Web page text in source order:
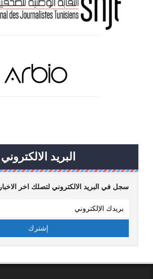
البريد الالكتروني
سجل في البريد الالكتروني لتصلك اخر الاخبار